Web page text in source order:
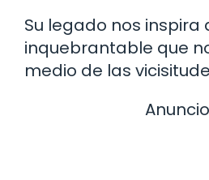
Su legado nos inspira
inquebrantable que
medio de las